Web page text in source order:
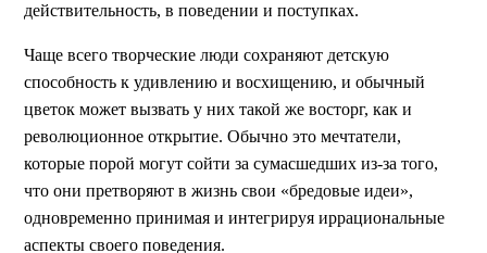
действительность, в поведении и поступках.
Чаще всего творческие люди сохраняют детскую
способность к удивлению и восхищению, и обычный
цветок может вызвать у них такой же восторг, как и
революционное открытие. Обычно это мечтатели,
которые порой могут сойти за сумасшедших из-за того,
что они претворяют в жизнь свои «бредовые идеи»,
одновременно принимая и интегрируя иррациональные
аспекты своего поведения.